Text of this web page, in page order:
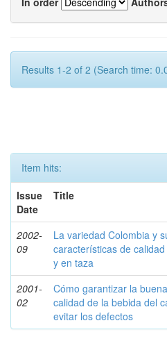
Results 1-2 of 2 (Search time:
Item hits:
Issue
Date
Title
2002-
09
La variedad Colombia y
características de
y en taza
2001-
02
Cómo garantizar la buena
calidad de la bebida del
evitar los defectos